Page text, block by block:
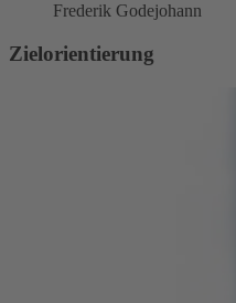
Frederik Godejohann
Zielorientierung